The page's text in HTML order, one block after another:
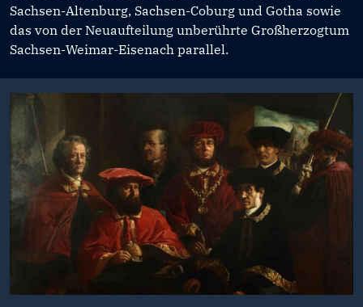
Sachsen-Altenburg, Sachsen-Coburg und Gotha sowie
das von der Neuaufteilung unberührte Großherzogtum
Sachsen-Weimar-Eisenach parallel.